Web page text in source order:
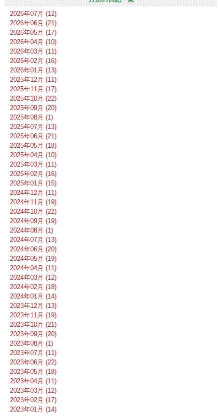
2026年07月 (12)
2026年06月 (21)
2026年05月 (17)
2026年04月 (10)
2026年03月 (11)
2026年02月 (16)
2026年01月 (13)
2025年12月 (11)
2025年11月 (17)
2025年10月 (22)
2025年09月 (20)
2025年08月 (1)
2025年07月 (13)
2025年06月 (21)
2025年05月 (18)
2025年04月 (10)
2025年03月 (11)
2025年02月 (16)
2025年01月 (15)
2024年12月 (11)
2024年11月 (19)
2024年10月 (22)
2024年09月 (19)
2024年08月 (1)
2024年07月 (13)
2024年06月 (20)
2024年05月 (19)
2024年04月 (11)
2024年03月 (12)
2024年02月 (18)
2024年01月 (14)
2023年12月 (13)
2023年11月 (19)
2023年10月 (21)
2023年09月 (20)
2023年08月 (1)
2023年07月 (11)
2023年06月 (22)
2023年05月 (18)
2023年04月 (11)
2023年03月 (12)
2023年02月 (17)
2023年01月 (14)